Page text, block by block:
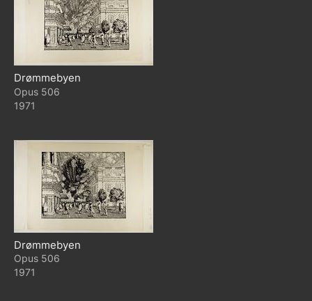
Drømmebyen
506
1971
Drømmebyen
506
1971